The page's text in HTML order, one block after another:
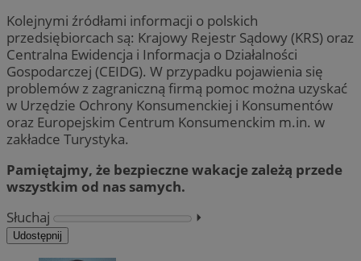
Kolejnymi źródłami informacji o polskich
przedsiębiorcach są: Krajowy Rejestr Sądowy (KRS) oraz
Centralna Ewidencja i Informacja o Działalności
Gospodarczej (CEIDG). W przypadku pojawienia się
problemów z zagraniczną firmą pomoc można uzyskać
w Urzędzie Ochrony Konsumenckiej i Konsumentów
oraz Europejskim Centrum Konsumenckim m.in. w
zakładce Turystyka.
Pamiętajmy, że bezpieczne wakacje zależą przede
wszystkim od nas samych.
Słuchaj
⏵︎
Udostępnij